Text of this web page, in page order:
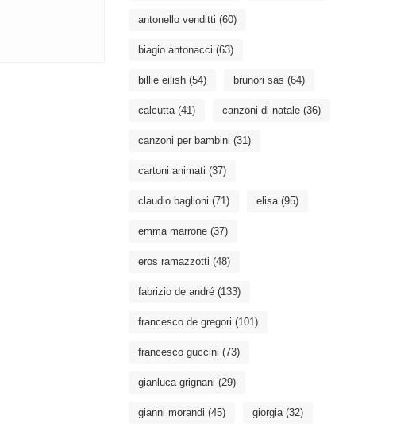
antonello venditti (60)
biagio antonacci (63)
billie eilish (54) brunori sas (64)
calcutta(41) canzoni di natale (36)
canzoni per bambini (31)
cartoni animati (37)
claudio baglioni (71) elisa(95)
emma marrone (37)
eros ramazzotti (48)
fabrizio de andré (133)
francesco de gregori (101)
francesco guccini (73)
gianluca grignani (29)
gianni morandi (45) giorgia(32)